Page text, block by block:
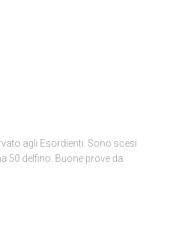
agli Esordienti. Sono scesi
50 delfino. Buone prove da